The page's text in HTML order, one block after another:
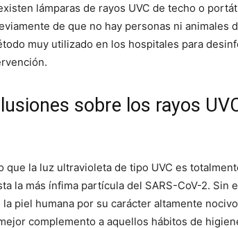
lámparas de rayos UVC de techo o
de que no hay personas ni animales
muy utilizado en los hospitales para
sobre los rayos
que la luz ultravioleta de tipo UVC es
la más ínfima partícula del SARS-CoV-2. Sin
piel humana por su carácter altamente
complemento a aquellos hábitos de